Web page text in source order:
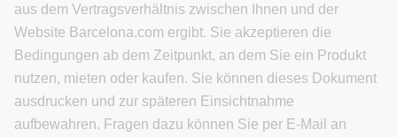
aus dem Vertragsverhältnis zwischen Ihnen und der
Website Barcelona.com ergibt. Sie akzeptieren die
Bedingungen ab dem Zeitpunkt, an dem Sie ein Produkt
nutzen, mieten oder kaufen. Sie können dieses Dokument
ausdrucken und zur späteren Einsichtnahme
aufbewahren. Fragen dazu können Sie per E-Mail an